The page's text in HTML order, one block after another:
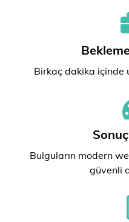
Birkaç dakika içinde
Bulguların modern
güvenli